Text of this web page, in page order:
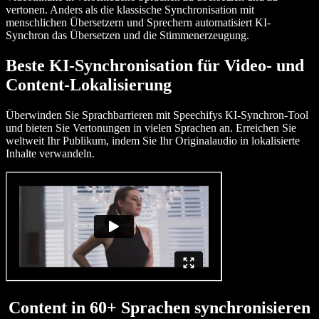
vertonen. Anders als die klassische Synchronisation mit
menschlichen Übersetzern und Sprechern automatisiert KI-
Synchron das Übersetzen und die Stimmenerzeugung.
Beste KI-Synchronisation für Video- und
Content-Lokalisierung
Überwinden Sie Sprachbarrieren mit Speechifys KI-Synchron-Tool
und bieten Sie Vertonungen in vielen Sprachen an. Erreichen Sie
weltweit Ihr Publikum, indem Sie Ihr Originalaudio in lokalisierte
Inhalte verwandeln.
Content in 60+ Sprachen synchronisieren